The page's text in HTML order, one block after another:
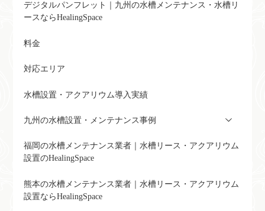
デジタルパンフレット｜九州の水槽メンテナンス・水槽リ
ースならHealingSpace
料金
対応エリア
水槽設置・アクアリウム導入実績
九州の水槽設置・メンテナンス事例
福岡の水槽メンテナンス業者｜水槽リース・アクアリウム
設置のHealingSpace
熊本の水槽メンテナンス業者｜水槽リース・アクアリウム
設置ならHealingSpace